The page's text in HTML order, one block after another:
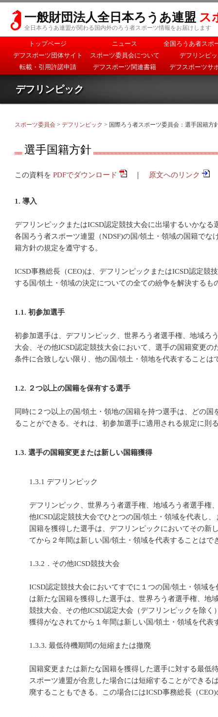
一般財団法人全日本ろうあ連盟 ス
全日本ろうあ連盟が関わる国内外のろう者スポーツ情報をお届けします
メインメニュー
メインコンテンツへ移
動
サブコンテンツへ移動
トップページ ニュース
全国ろうあ者スポ
デフスポーツ団体サイト
スポーツ委員会について
デフリンピ
転載・引用許諾申請
デフスポーツ関連書籍 デフスポーツサ
デフリンピック
スポーツ委員会 > デフリンピック > 国際ろう者スポーツ委員会：選手国籍方
選手国籍方針
この資料を PDFでダウンロード 原文へのリンク
1. 導入
デフリンピックまたはICSD認定競技大会に出場するいかなる
各国ろう者スポーツ連盟（NDSF)の国/領土・領域の国籍でな
籍方針の規定を遵守する。
ICSD事務総長（CEO)は、デフリンピックまたはICSD認定競
する国/領土・領域の決定についての全ての紛争を解決するも
1.1. 初参加選手
初参加選手は、デフリンピック、世界ろう者選手権、地域ろ
大会、その他ICSD認定競技大会において、選手の国籍変更の
条件に合致しない限り、他の国/領土・領地を代表することは
1.2. ２つ以上の国籍を保有する選手
同時に２つ以上の国/領土・領地の国籍を持つ選手は、どの国
ることができる。それは、初参加選手に適用される規定に則
1.3. 選手の国籍変更または新しい国籍獲得
1.3.1 デフリンピック
デフリンピック、世界ろう者選手権、地域ろう者選手権
他ICSD認定競技大会でひとつの国/領土・領域を代表し
国籍を獲得した選手は、デフリンピックにおいてその新
てから２年間は新しい国/領土・領域を代表することはで
1.3.2．その他ICSD競技大会
ICSD認定競技大会においてすでに１つの国/領土・領域
は新たな国籍を獲得した選手は、世界ろう者選手権、地
競技大会、その他ICSD認定大会（デフリンピックを除く
獲得がなされてから１年間は新しい国/領土・領域を代表
1.3.3. 最低待機期間の短縮または撤廃
国籍変更または新たな国籍を獲得した選手に対する最低
スポーツ連盟が合意した場合には短縮することができる
廃することもできる。この場合にはICSD事務総長（